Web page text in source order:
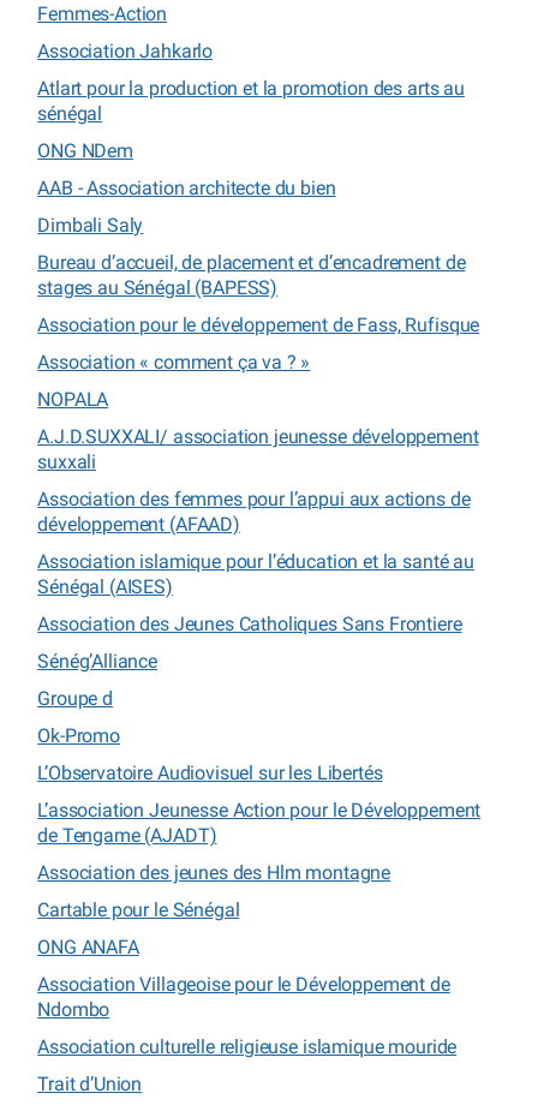
Femmes-Action
Association Jahkarlo
Atlart pour la production et la promotion des arts au
sénégal
ONG NDem
AAB - Association architecte du bien
Dimbali Saly
Bureau d’accueil, de placement et d’encadrement de
stages au Sénégal (BAPESS)
Association pour le développement de Fass, Rufisque
Association « comment ça va ? »
NOPALA
A.J.D.SUXXALI/ association jeunesse développement
suxxali
Association des femmes pour l’appui aux actions de
développement (AFAAD)
Association islamique pour l’éducation et la santé au
Sénégal (AISES)
Association des Jeunes Catholiques Sans Frontiere
Sénég’Alliance
Groupe d
Ok-Promo
L’Observatoire Audiovisuel sur les Libertés
L’association Jeunesse Action pour le Développement
de Tengame (AJADT)
Association des jeunes des Hlm montagne
Cartable pour le Sénégal
ONG ANAFA
Association Villageoise pour le Développement de
Ndombo
Association culturelle religieuse islamique mouride
Trait d’Union